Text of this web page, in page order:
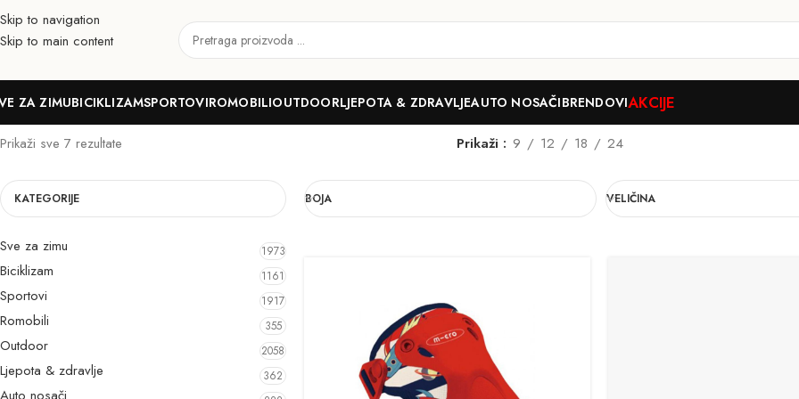
Skip to navigation
Skip to main content
ZA ZIMUBICIKLIZAMSPORTOVIROMOBILIOUTDOORLJEPOTA & ZDRAVLJEAUTO NOSAČIBRENDOVIAKCIJE
Štitnici
Prikaži sve 7 rezultate Prikaži 9 12 18 24
KATEGORIJE
Sve za zimu 1973
Biciklizam 1161
Sportovi 1917
Romobili 355
Outdoor 2058
Ljepota & zdravlje 362
BOJA VELIČINA